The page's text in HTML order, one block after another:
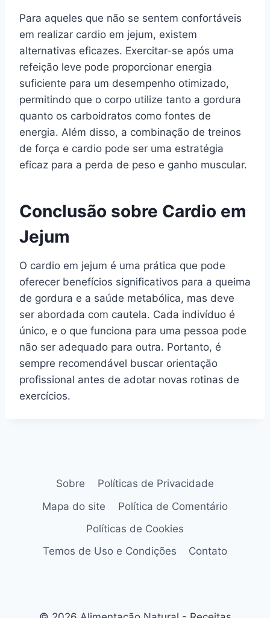
Para aqueles que não se sentem confortáveis
em realizar cardio em jejum, existem
alternativas eficazes. Exercitar-se após uma
refeição leve pode proporcionar energia
suficiente para um desempenho otimizado,
permitindo que o corpo utilize tanto a gordura
quanto os carboidratos como fontes de
energia. Além disso, a combinação de treinos
de força e cardio pode ser uma estratégia
eficaz para a perda de peso e ganho muscular.
Conclusão sobre Cardio em
Jejum
O cardio em jejum é uma prática que pode
oferecer benefícios significativos para a queima
de gordura e a saúde metabólica, mas deve
ser abordada com cautela. Cada indivíduo é
único, e o que funciona para uma pessoa pode
não ser adequado para outra. Portanto, é
sempre recomendável buscar orientação
profissional antes de adotar novas rotinas de
exercícios.
Sobre
Políticas de Privacidade
Mapa do site
Política de Comentário
Políticas de Cookies
Temos de Uso e Condições
Contato